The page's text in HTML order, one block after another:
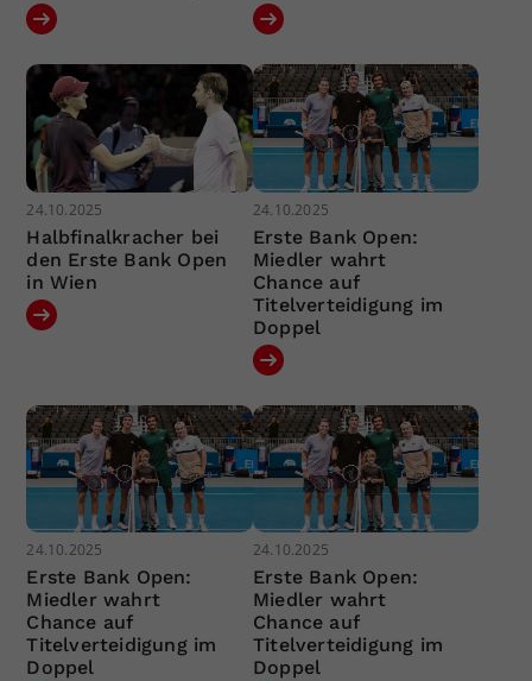
24.10.2025
Halbfinalkracher bei
den Erste Bank Open
in Wien
24.10.2025
Erste Bank Open:
Miedler wahrt
Chance auf
Titelverteidigung im
Doppel
24.10.2025
Erste Bank Open:
Miedler wahrt
Chance auf
Titelverteidigung im
Doppel
24.10.2025
Erste Bank Open:
Miedler wahrt
Chance auf
Titelverteidigung im
Doppel